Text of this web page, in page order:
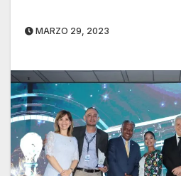
MARZO 29, 2023